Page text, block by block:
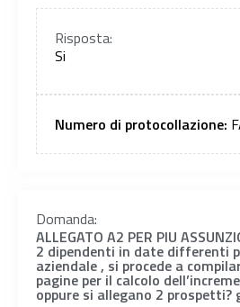
Risposta:
Si
Numero di protocollazione:
Domanda:
ALLEGATO A2 PER PIU
2 dipendenti in date differenti
aziendale , si procede a
pagine per il calcolo
oppure si allegano 2 prospetti?